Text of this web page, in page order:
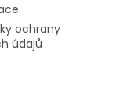
ochrany
údajů